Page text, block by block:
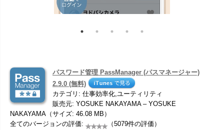
パスワード管理 PassManager (パスマネージャー)
2.9.0 (無料)
カテゴリ: 仕事効率化,ユーティリティ
販売元: YOSUKE NAKAYAMA – YOSUKE
NAKAYAMA（サイズ: 46.08 MB）
全てのバージョンの評価:
（5079件の評価）